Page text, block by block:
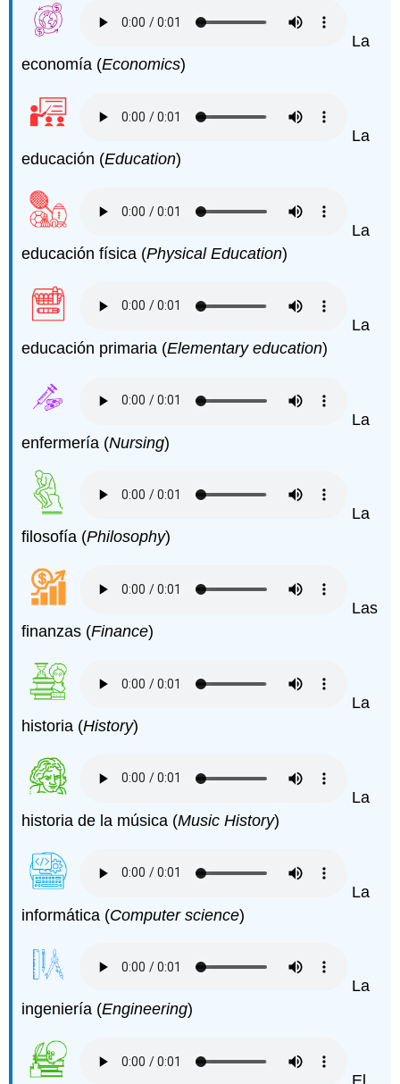
La
economía (Economics)
La
educación (Education)
La
educación física (Physical Education)
La
educación primaria (Elementary education)
La
enfermería (Nursing)
La
filosofía (Philosophy)
Las
finanzas (Finance)
La
historia (History)
La
historia de la música (Music History)
La
informática (Computer science)
La
ingeniería (Engineering)